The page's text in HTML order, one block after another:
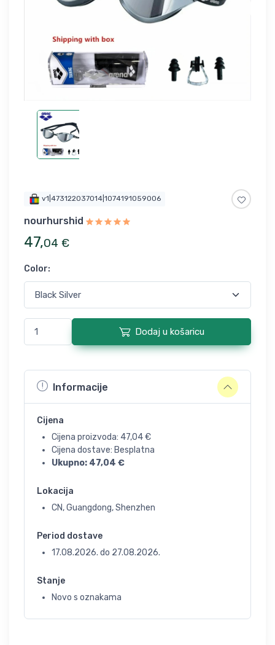
v1|473122037014|1074191059006
nourhurshid
47,04 €
Color:
Dodaj u košaricu
Informacije
Cijena
Cijena proizvoda: 47,04€
Cijena dostave: Besplatna
Ukupno: 47,04 €
Lokacija
CN, Guangdong, Shenzhen
Period dostave
17.08.2026. do 27.08.2026.
Stanje
Novo s oznakama